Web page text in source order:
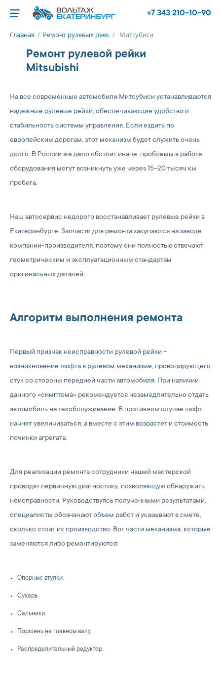
+7 343 210-10-90
Главная / Ремонт рулевых реек / Митсубиси
Ремонт рулевой рейки
Mitsubishi
На все современные автомобили Митсубиси устанавливаются
надежные рулевые рейки, обеспечивающие удобство и
стабильность системы управления. Если ездить по
европейским дорогам, этот механизм будет служить очень
долго. В России же дело обстоит иначе: проблемы в работе
оборудования могут возникнуть уже через 15–20 тысяч км
пробега.
Наш автосервис недорого восстанавливает рулевые рейки в
Екатеринбурге. Запчасти для ремонта закупаются на заводе
компании-производителя, поэтому они полностью отвечают
геометрическим и эксплуатационным стандартам
оригинальных деталей.
Алгоритм выполнения ремонта
Первый признак неисправности рулевой рейки –
возникновение люфта в рулевом механизме, провоцирующего
стук со стороны передней части автомобиля. При наличии
данного «симптома» рекомендуется незамедлительно отдать
автомобиль на техобслуживание. В противном случае люфт
начнет увеличиваться, а вместе с этим возрастет и стоимость
починки агрегата.
Для реализации ремонта сотрудники нашей мастерской
проводят первичную диагностику, позволяющую обнаружить
неисправности. Руководствуясь полученными результатами,
специалисты обозначают объем работ и указывают в смете,
сколько стоит их производство. Вот части механизма, которые
заменяются либо ремонтируются:
Опорные втулки.
Сухарь.
Сальники.
Поршень на главном валу.
Распределительный редуктор.